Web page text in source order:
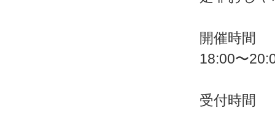
開催時間
18:00〜
受付時間